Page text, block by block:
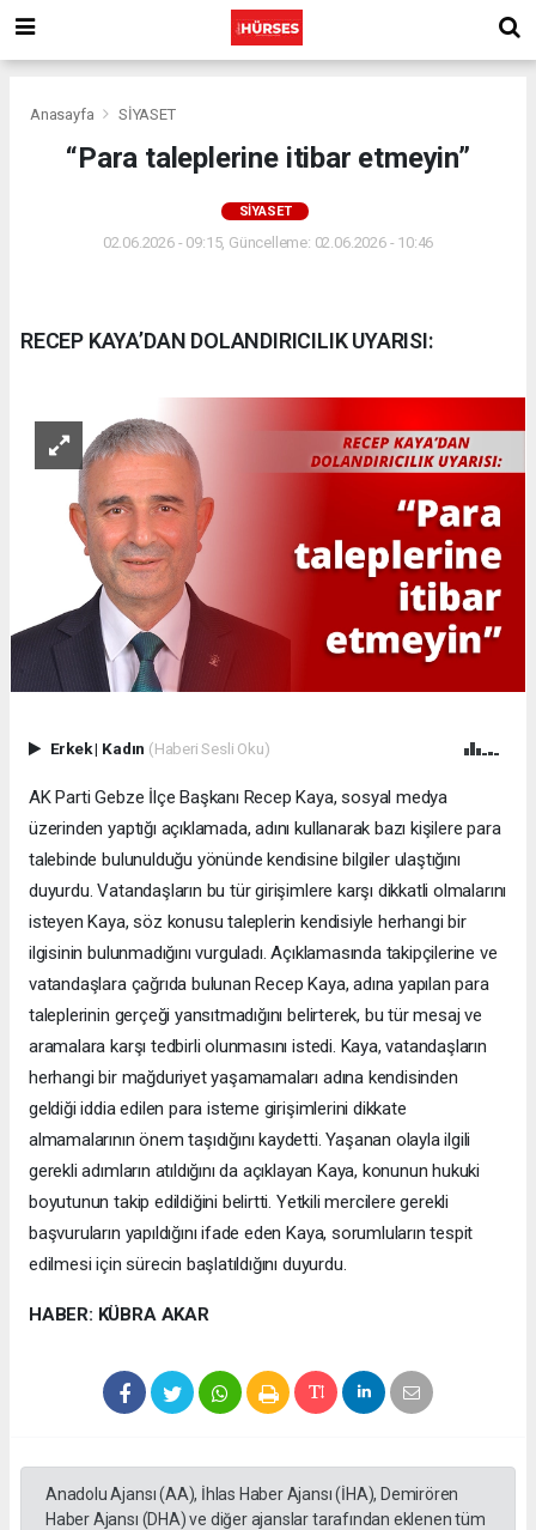
Anasayfa SİYASET
“Para taleplerine itibar etmeyin”
SİYASET
02.06.2026 - 09:15, Güncelleme: 02.06.2026 - 10:46
RECEP KAYA’DAN DOLANDIRICILIK UYARISI:
Erkek| Kadın (Haberi Sesli Oku)
AK Parti Gebze İlçe Başkanı Recep Kaya, sosyal medya
üzerinden yaptığı açıklamada, adını kullanarak bazı kişilere para
talebinde bulunulduğu yönünde kendisine bilgiler ulaştığını
duyurdu. Vatandaşların bu tür girişimlere karşı dikkatli olmalarını
isteyen Kaya, söz konusu taleplerin kendisiyle herhangi bir
ilgisinin bulunmadığını vurguladı. Açıklamasında takipçilerine ve
vatandaşlara çağrıda bulunan Recep Kaya, adına yapılan para
taleplerinin gerçeği yansıtmadığını belirterek, bu tür mesaj ve
aramalara karşı tedbirli olunmasını istedi. Kaya, vatandaşların
herhangi bir mağduriyet yaşamamaları adına kendisinden
geldiği iddia edilen para isteme girişimlerini dikkate
almamalarının önem taşıdığını kaydetti. Yaşanan olayla ilgili
gerekli adımların atıldığını da açıklayan Kaya, konunun hukuki
boyutunun takip edildiğini belirtti. Yetkili mercilere gerekli
başvuruların yapıldığını ifade eden Kaya, sorumluların tespit
edilmesi için sürecin başlatıldığını duyurdu.
HABER: KÜBRA AKAR
Anadolu Ajansı (AA), İhlas Haber Ajansı (İHA), Demirören
Haber Ajansı (DHA) ve diğer ajanslar tarafından eklenen tüm